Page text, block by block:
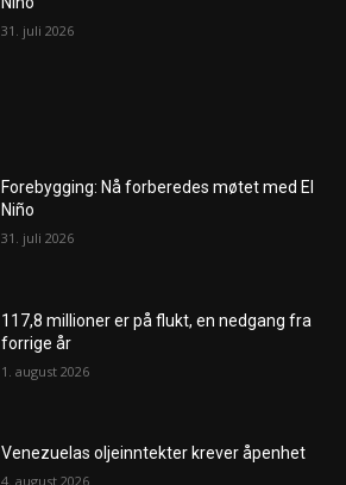
31. juli 2026
Forebygging: Nå forberedes møtet med El
Niño
31. juli 2026
117,8 millioner er på flukt, en nedgang fra
forrige år
1. august 2026
Venezuelas oljeinntekter krever åpenhet
4. august 2026